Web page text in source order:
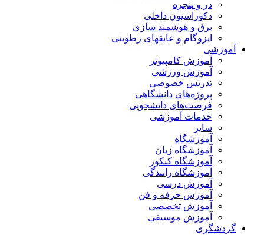
در و پنجره
دکوراسیون داخلی
برق و هوشمند سازی
ایزوگام و عایقهای رطوبتی
آموزشی
آموزش کامپیوتر
آموزش ورزشی
تدریس خصوصی
پروژه‌های دانشگاهی
فرصت‌های دانشجویی
خدمات آموزشی
سایر
آموزشگاه
آموزشگاه زبان
آموزشگاه کنکور
آموزشگاه رانندگی
آموزش درسی
آموزش حرفه و فن
آموزش تخصصی
آموزش موسیقی
گردشگری